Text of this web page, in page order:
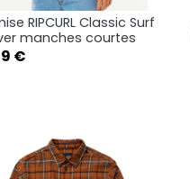
 Aperçu rapide
S
RIPCURL Classic Surf
manches courtes
€